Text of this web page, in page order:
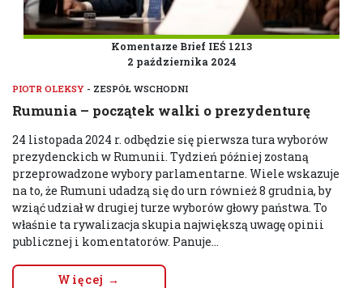
Komentarze Brief IEŚ 1213
2 października 2024
PIOTR OLEKSY - ZESPÓŁ WSCHODNI
Rumunia – początek walki o prezydenturę
24 listopada 2024 r. odbędzie się pierwsza tura wyborów
prezydenckich w Rumunii. Tydzień później zostaną
przeprowadzone wybory parlamentarne. Wiele wskazuje
na to, że Rumuni udadzą się do urn również 8 grudnia, by
wziąć udział w drugiej turze wyborów głowy państwa. To
właśnie ta rywalizacja skupia największą uwagę opinii
publicznej i komentatorów. Panuje...
Więcej →